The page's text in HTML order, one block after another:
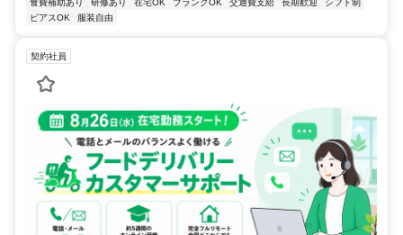
ピアスOK
服装自由
契約社員